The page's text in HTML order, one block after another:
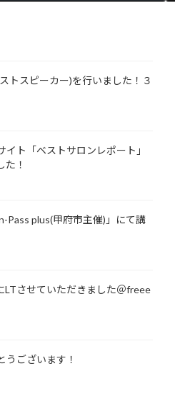
トスピーカー)を行いました！３
ト「ベストサロンレポート」
！
Pass plus(甲府市主催)」にて講
LTさせていただきました＠freee
うございます！